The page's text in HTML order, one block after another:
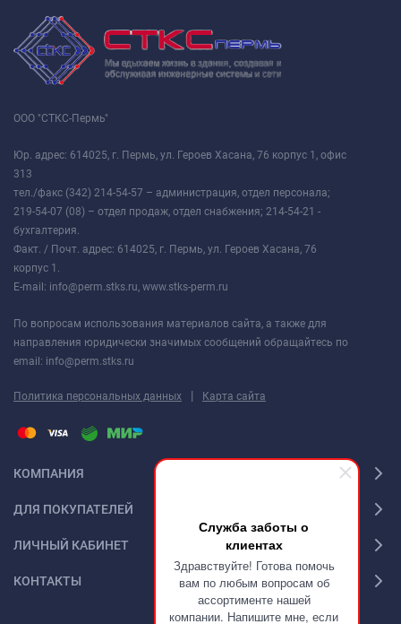
Служба заботы о
клиентах
Здравствуйте! Готова помочь
вам по любым вопросам об
ассортименте нашей
компании. Напишите мне, если
ООО "СТКС-Пермь"
Юр. адрес: 614025, г. Пермь, ул. Героев Хасана, 76 корпус 1, офис
313
тел./факс (342) 214-54-57 – администрация, отдел персонала;
219-54-07 (08) – отдел продаж, отдел снабжения; 214-54-21 -
бухгалтерия.
Факт. / Почт. адрес: 614025, г. Пермь, ул. Героев Хасана, 76
корпус 1.
E-mail: info@perm.stks.ru, www.stks-perm.ru
По вопросам использования материалов сайта, а также для
направления юридически значимых сообщений обращайтесь по
email: info@perm.stks.ru
Политика персональных данных | Карта сайта
КОМПАНИЯ
ДЛЯ ПОКУПАТЕЛЕЙ
ЛИЧНЫЙ КАБИНЕТ
КОНТАКТЫ